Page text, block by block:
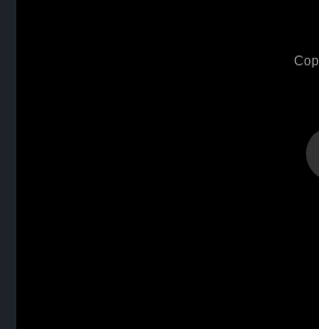
神域纪元
天启核